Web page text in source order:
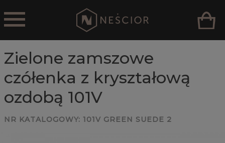
Zielone zamszowe
czółenka z kryształową
ozdobą 101V
NR KATALOGOWY: 101V GREEN SUEDE 2